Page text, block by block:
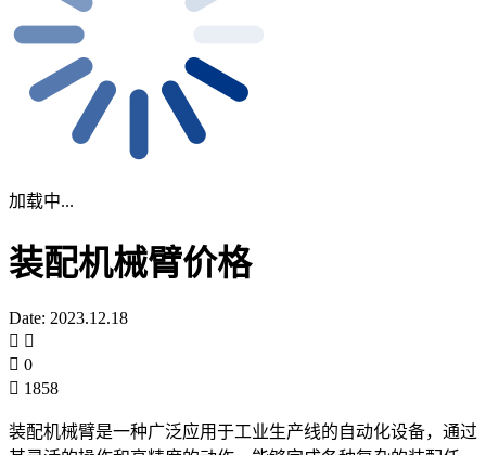
加载中...
装配机械臂价格
Date: 2023.12.18
0
1858
装配机械臂是一种广泛应用于工业生产线的自动化设备，通过